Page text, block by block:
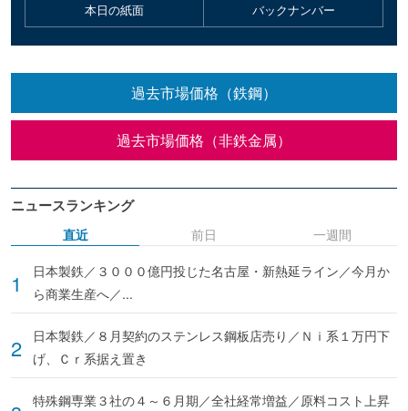
本日の紙面 バックナンバー
過去市場価格（鉄鋼）
過去市場価格（非鉄金属）
ニュースランキング
直近
日本製鉄／３０００億円投じた名古屋・新熱延ライン／今月か
ら商業生産へ／...
日本製鉄／８月契約のステンレス鋼板店売り／Ｎｉ系１万円下
げ、Ｃｒ系据え置き
特殊鋼専業３社の４～６月期／全社経常増益／原料コスト上昇
前日 一週間